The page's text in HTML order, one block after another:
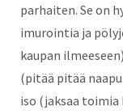
parhaiten. Se on
imurointia ja
kaupan
(pitää pitää
iso (jaksaa toimia